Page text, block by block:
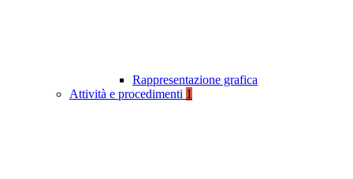
Rappresentazione grafica
Attività e procedimenti 1